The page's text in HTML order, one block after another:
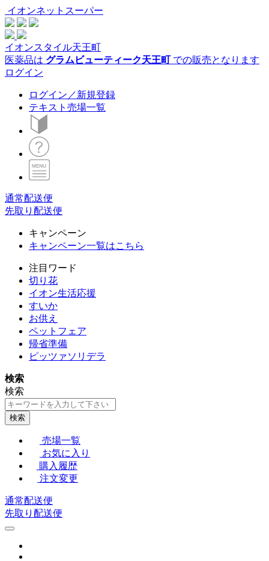
イオンネットスーパー
イオンスタイル天王町
医薬品は グラムビューティーク天王町での販売となります
ログイン
ログイン／新規登録
テキスト売場一覧
通常配送便
先取り配送便
キャンペーン
キャンペーン一覧はこちら
注目ワード
切り花
イオン生活応援
すいか
お供え
ペットフェア
帰省準備
ピッツァソリデラ
検索
検索
検索
売場一覧
お気に入り
購入履歴
注文変更
通常配送便
先取り配送便